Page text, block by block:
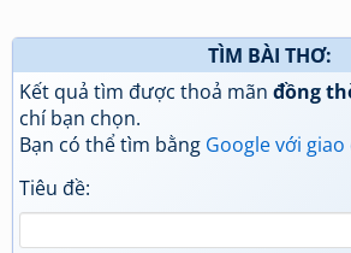
TÌM BÀI THƠ:
Kết quả tìm được thoả mãn đồng
chí bạn chọn.
Bạn có thể tìm bằng Google với
Tiêu đề: